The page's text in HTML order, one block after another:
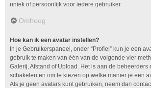
uniek of persoonlijk voor iedere gebruiker.
Omhoog
Hoe kan ik een avatar instellen?
In je Gebruikerspaneel, onder “Profiel” kun je een
gebruik te maken van één van de volgende vier
Galerij, Afstand of Upload. Het is aan de beheerders
schakelen en om te kiezen op welke manier je een
Als je geen avatars kunt gebruiken, neem dan